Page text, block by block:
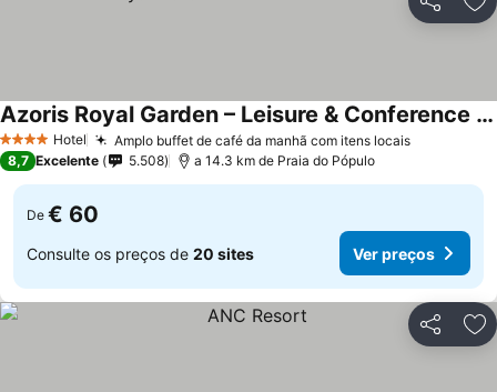
Partilhar
4 EstrelasHotel Amplo buffet de café da manhã com itens locais
Azoris Royal Garden – Leisure & Conference Hotel
8,7 Excelente 5.508 a 14.3 km de Praia do Pópulo
De € 60
Consulte os preços de 20 sites Ver preços
Partilhar